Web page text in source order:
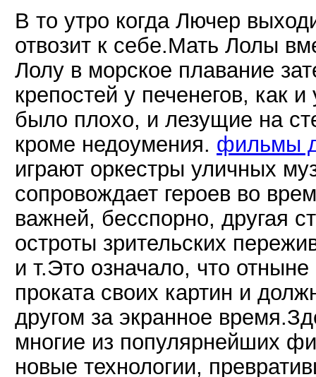
В то утро когда Лючер
отвозит к себе.Мать Лолы
Лолу в морское плавание
крепостей у печенегов, как
было плохо, и лезущие на
кроме недоумения. фильмы
играют оркестры уличных
сопровождает героев во
важней, бесспорно, другая
остроты зрительских
и т.Это означало, что
проката своих картин и
другом за экранное
многие из популярнейших
новые технологии,